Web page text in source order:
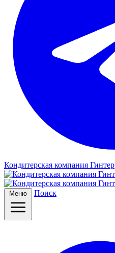
Кондитерская компания Гинтер
Меню Поиск